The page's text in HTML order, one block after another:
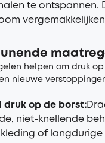
te ontspannen.
helpen om druk
nieuwe
druk op de borst:
niet-knellende
of langdurige